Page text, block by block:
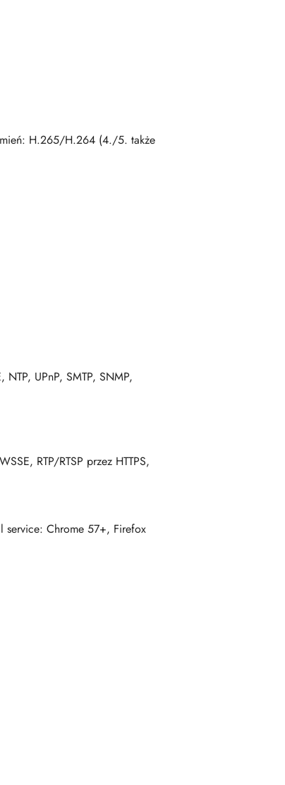
H.265/H.264 (4./5. także
NTP, UPnP, SMTP, SNMP,
RTP/RTSP przez HTTPS,
service: Chrome 57+, Firefox